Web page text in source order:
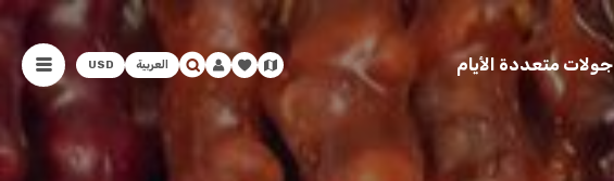
جولات متعددة الأيام العربية USD